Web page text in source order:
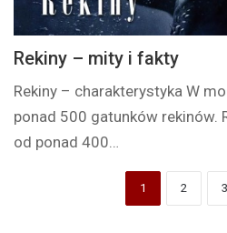
Rekiny – mity i fakty
Rekiny – charakterystyka W
ponad 500 gatunków rekinów.
od ponad 400…
1 2 3